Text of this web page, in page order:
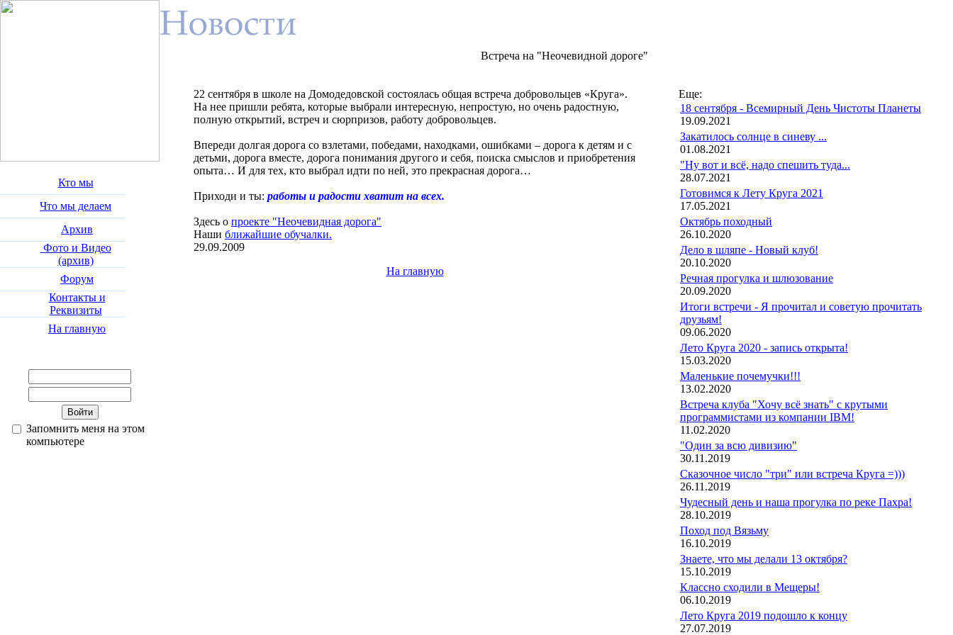
Кто мы
Что мы делаем
Архив
Фото и Видео
(архив)
Форум
Контакты и
Реквизиты
На главную
Запомнить меня на этом
компьютере
Встреча на "Неочевидной дороге"
22 сентября в школе на Домодедовской состоялась общая встреча добровольцев «Круга».
На нее пришли ребята, которые выбрали интересную, непростую, но очень радостную,
полную открытий, встреч и сюрпризов, работу добровольцев.
Впереди долгая дорога со взлетами, победами, находками, ошибками – дорога к детям и с
детьми, дорога вместе, дорога понимания другого и себя, поиска смыслов и приобретения
опыта… И для тех, кто выбрал идти по ней, это прекрасная дорога…
Приходи и ты: работы и радости хватит на всех.
Здесь о проекте "Неочевидная дорога"
Наши ближайшие обучалки.
29.09.2009
На главную
Еще:
18 сентября - Всемирный День Чистоты Планеты
19.09.2021
Закатилось солнце в синеву ...
01.08.2021
"Ну вот и всё, надо спешить туда...
28.07.2021
Готовимся к Лету Круга 2021
17.05.2021
Октябрь походный
26.10.2020
Дело в шляпе - Новый клуб!
20.10.2020
Речная прогулка и шлюзование
20.09.2020
Итоги встречи - Я прочитал и советую прочитать
друзьям!
09.06.2020
Лето Круга 2020 - запись открыта!
15.03.2020
Маленькие почемучки!!!
13.02.2020
Встреча клуба "Хочу всё знать" с крутыми
программистами из компании IBM!
11.02.2020
"Один за всю дивизию"
30.11.2019
Сказочное число "три" или встреча Круга =)))
26.11.2019
Чудесный день и наша прогулка по реке Пахра!
28.10.2019
Поход под Вязьму
16.10.2019
Знаете, что мы делали 13 октября?
15.10.2019
Классно сходили в Мещеры!
06.10.2019
Лето Круга 2019 подошло к концу
27.07.2019